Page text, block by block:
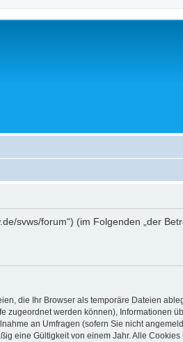
svws/forum“) (im Folgenden „der
die Ihr Browser als temporäre Dateien
werden können), Informationen
an Umfragen (sofern Sie nicht
eine Gültigkeit von einem Jahr. Alle